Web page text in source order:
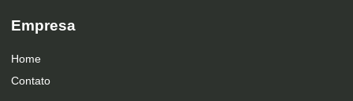
Empresa
Home
Contato